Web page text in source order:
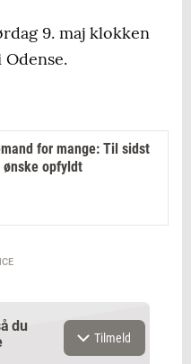
9. maj klokken
for mange: Til sidst
opfyldt
du
Tilmeld